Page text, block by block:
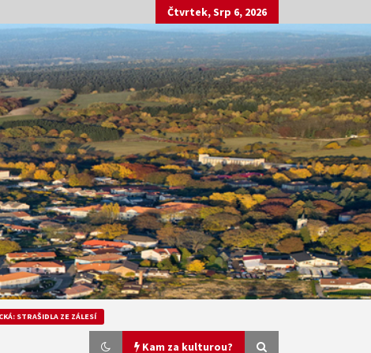
Čtvrtek, Srp 6, 2026
STRAŠIDLA ZE ZÁLESÍ
Kam za kulturou?